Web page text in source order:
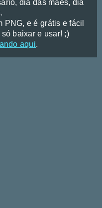
dia das mães, dia
e é grátis e fácil
baixar e usar! ;)
aqui.